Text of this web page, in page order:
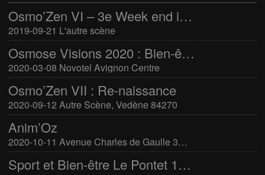
Osmo’Zen VI – 3e Week end international du bien-être
2019-09-21 L'autre scène
Osmose Visions 2020 : Bien-être et arts divinatoires
2020-03-08 Novotel Avignon Centre
Osmo’Zen VII : Re-naissance
2020-09-12 Autre Scène, Vedène 84270
Anim’Oz
2020-10-11 Avenue Charles de Gaulle 30400 Villeneuve-Lès-Avignon
Sport et Bien-être Le Pontet 16-17 mars 2024